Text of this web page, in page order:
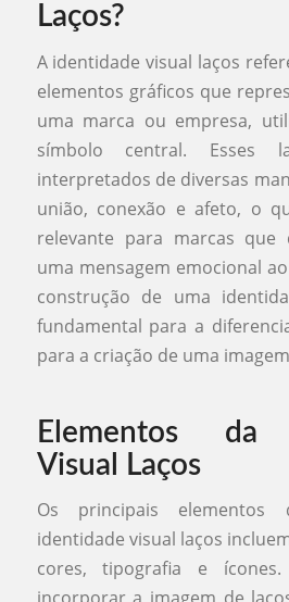
Laços?
A identidade visual laços
elementos gráficos que
uma marca ou empresa,
símbolo central. Esses
interpretados de diversas
união, conexão e afeto, o
relevante para marcas que
uma mensagem emocional
construção de uma
fundamental para a
para a criação de uma
Elementos da
Visual Laços
Os principais elementos
identidade visual laços
cores, tipografia e